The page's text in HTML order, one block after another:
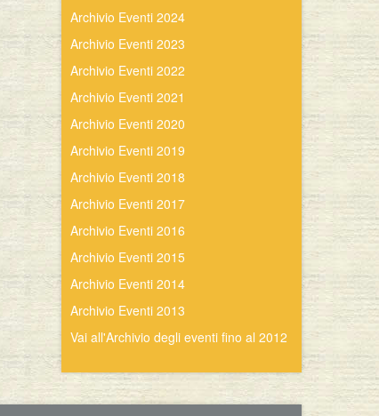
Archivio Eventi 2024
Archivio Eventi 2023
Archivio Eventi 2022
Archivio Eventi 2021
Archivio Eventi 2020
Archivio Eventi 2019
Archivio Eventi 2018
Archivio Eventi 2017
Archivio Eventi 2016
Archivio Eventi 2015
Archivio Eventi 2014
Archivio Eventi 2013
Vai all'Archivio degli eventi fino al 2012